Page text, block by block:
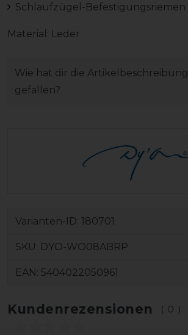
Schlaufzügel-Befestigungsriemen
Material: Leder
Wie hat dir die Artikelbeschreibung
gefallen?
Varianten-ID: 180701
SKU: DYO-WO08ABRP
EAN: 5404022050961
Kundenrezensionen (0)